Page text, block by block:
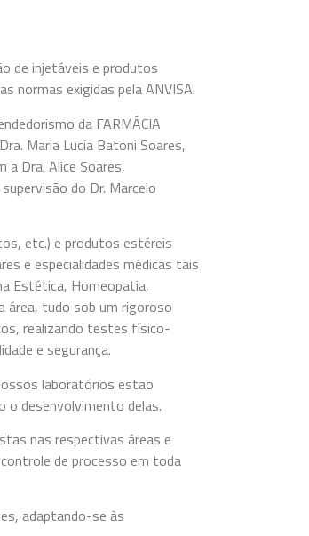
de injetáveis e produtos
normas exigidas pela ANVISA.
da FARMÁCIA
Maria Lucia Batoni Soares,
a Dra. Alice Soares,
do Dr. Marcelo
etc.) e produtos estéreis
e especialidades médicas tais
Estética, Homeopatia,
área, tudo sob um rigoroso
realizando testes físico-
e segurança.
laboratórios estão
o desenvolvimento delas.
nas respectivas áreas e
de processo em toda
adaptando-se às